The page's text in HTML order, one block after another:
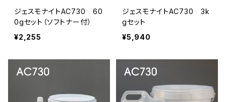
ジェスモナイトAC730 60
0gセット（ソフトナー付）
¥2,255
ジェスモナイトAC730 3k
gセット
¥5,940